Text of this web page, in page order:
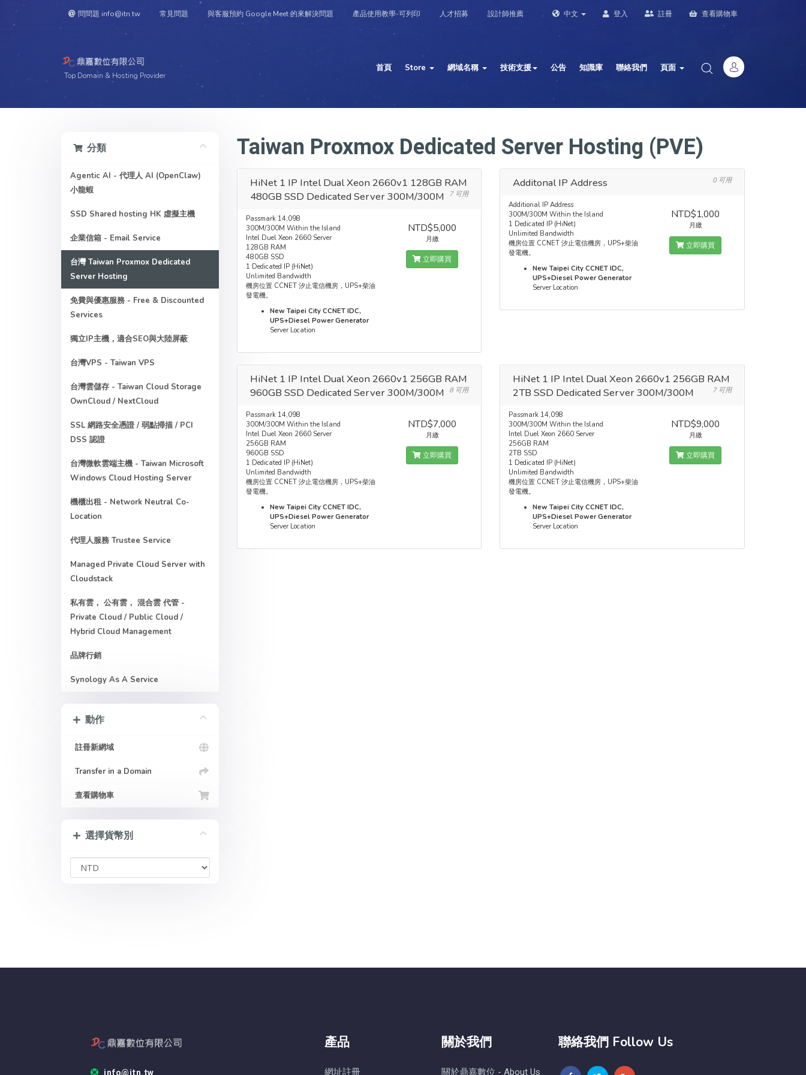
問問題 info@itn.tw 常見問題 與客服預約 Google Meet 的來解決問題 產品使用教學-可列印 人才招募 設計師推薦 中文 登入 註冊 查看購物車
Top Domain & Hosting Provider
首頁 Store 網域名稱 技術支援 公告 知識庫 聯絡我們 頁面
分類
Agentic AI - 代理人 AI (OpenClaw)
小龍蝦
SSD Shared hosting HK 虛擬主機
企業信箱 - Email Service
台灣 Taiwan Proxmox Dedicated
Server Hosting
免費與優惠服務 - Free & Discounted
Services
獨立IP主機，適合SEO與大陸屏蔽
台灣VPS - Taiwan VPS
台灣雲儲存 - Taiwan Cloud Storage
OwnCloud / NextCloud
SSL 網路安全憑證 / 弱點掃描 / PCI
DSS 認證
台灣微軟雲端主機 - Taiwan Microsoft
Windows Cloud Hosting Server
機櫃出租 - Network Neutral Co-
Location
代理人服務 Trustee Service
Managed Private Cloud Server with
Cloudstack
私有雲， 公有雲， 混合雲 代管 -
Private Cloud / Public Cloud /
Hybrid Cloud Management
品牌行銷
Synology As A Service
動作
註冊新網域
Transfer in a Domain
查看購物車
選擇貨幣別
Taiwan Proxmox Dedicated Server Hosting (PVE)
HiNet 1 IP Intel Dual Xeon 2660v1 128GB RAM
480GB SSD Dedicated Server 300M/300M
7 可用
Passmark 14,098
300M/300M Within the Island
Intel Duel Xeon 2660 Server
128GB RAM
480GB SSD
1 Dedicated IP (HiNet)
Unlimited Bandwidth
機房位置 CCNET 汐止電信機房，UPS+柴油
發電機。
New Taipei City CCNET IDC,
UPS+Diesel Power Generator
Server Location
NTD$5,000
月繳
立即購買
Additonal IP Address 0 可用
Additional IP Address
300M/300M Within the Island
1 Dedicated IP (HiNet)
Unlimited Bandwidth
機房位置 CCNET 汐止電信機房，UPS+柴油
發電機。
New Taipei City CCNET IDC,
UPS+Diesel Power Generator
Server Location
NTD$1,000
月繳
立即購買
HiNet 1 IP Intel Dual Xeon 2660v1 256GB RAM
960GB SSD Dedicated Server 300M/300M
8 可用
Passmark 14,098
300M/300M Within the Island
Intel Duel Xeon 2660 Server
256GB RAM
960GB SSD
1 Dedicated IP (HiNet)
Unlimited Bandwidth
機房位置 CCNET 汐止電信機房，UPS+柴油
發電機。
New Taipei City CCNET IDC,
UPS+Diesel Power Generator
Server Location
NTD$7,000
月繳
立即購買
HiNet 1 IP Intel Dual Xeon 2660v1 256GB RAM
2TB SSD Dedicated Server 300M/300M
7 可用
Passmark 14,098
300M/300M Within the Island
Intel Duel Xeon 2660 Server
256GB RAM
2TB SSD
1 Dedicated IP (HiNet)
Unlimited Bandwidth
機房位置 CCNET 汐止電信機房，UPS+柴油
發電機。
New Taipei City CCNET IDC,
UPS+Diesel Power Generator
Server Location
NTD$9,000
月繳
立即購買
產品
網址註冊
關於我們
關於鼎嘉數位 - About Us
聯絡我們 Follow Us